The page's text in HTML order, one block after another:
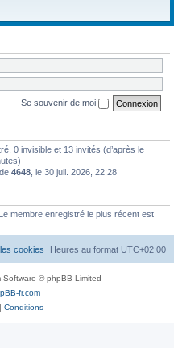
Se souvenir de moi
0 invisible et 13 invités (d’après le
4648 , le 30 juil. 2026, 22:28
membre enregistré le plus récent est
Heures au format UTC+02:00
cookies
Software © phpBB Limited
fr.com
| Conditions